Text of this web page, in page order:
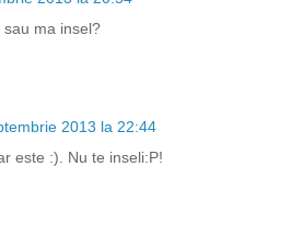
ma insel?
2013 la 22:44
este :). Nu te inseli:P!